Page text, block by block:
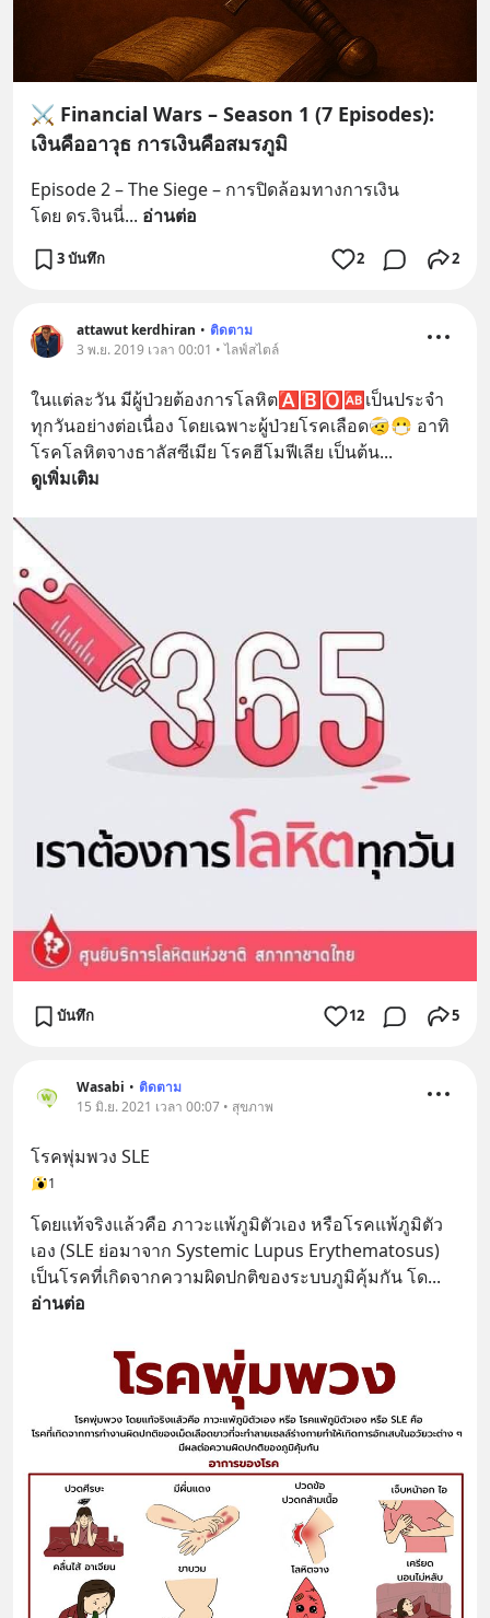
⚔️ Financial Wars – Season 1 (7 Episodes):
เงินคืออาวุธ การเงินคือสมรภูมิ
Episode 2 – The Siege – การปิดล้อมทางการเงิน
โดย ดร.จินนี่... อ่านต่อ
3 บันทึก 2 2
attawut​ kerdhiran • ติดตาม
3 พ.ย. 2019 เวลา 00:01 • ไลฟ์สไตล์
ในแต่ละวัน มีผู้ป่วยต้องการโลหิต🅰️🅱️🅾️🆎️เป็นประจำ
ทุกวันอย่างต่อเนื่อง โดยเฉพาะผู้ป่วยโรคเลือด🤕😷 อาทิ
โรคโลหิตจางธาลัสซีเมีย โรคฮีโมฟีเลีย เป็นต้น...
ดูเพิ่มเติม
บันทึก 12 5
Wasabi • ติดตาม
15 มิ.ย. 2021 เวลา 00:07 • สุขภาพ
โรคพุ่มพวง SLE
1
โดยแท้จริงแล้วคือ ภาวะแพ้ภูมิตัวเอง หรือโรคแพ้ภูมิตัว
เอง (SLE ย่อมาจาก Systemic Lupus Erythematosus)
เป็นโรคที่เกิดจากความผิดปกติของระบบภูมิคุ้มกัน โด
อ่านต่อ